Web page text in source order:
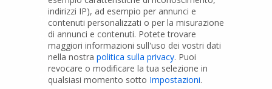
Tubi PVC
Raccordi PVC
Tubi e Raccordi in PVC-A
Pozzi Artesiani
indirizzi IP), ad esempio per annunci e
contenuti personalizzati o per la misurazione
di annunci e contenuti. Potete trovare
maggiori informazioni sull'uso dei vostri dati
nella nostra politica sulla privacy. Puoi
revocare o modificare la tua selezione in
qualsiasi momento sotto Impostazioni.